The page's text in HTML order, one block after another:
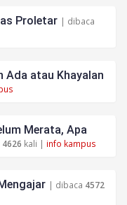
Proletar | dibaca
Ada atau Khayalan
Merata, Apa
4626 kali | info kampus
| dibaca 4572